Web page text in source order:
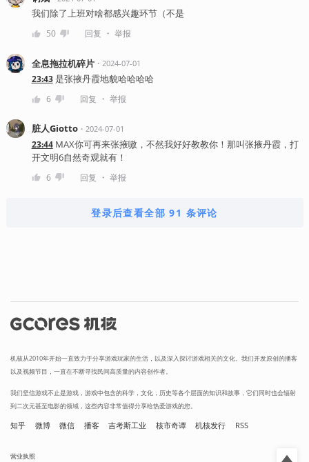
我们除了上班对啥都感兴趣环节（不是
50 回复 ・ 举报
全息拖拉机碎片・ 2024-07-01
23:43是张掖丹霞地貌哈哈哈哈
6 回复 ・ 举报
脏人Giotto・ 2024-07-01
23:44MAX你可再来张掖嗷，不然我好好教教你！那叫张掖丹霞，打
开文明6自然奇观就有！
6 回复 ・ 举报
登录后查看全部 91 条评论
机核从2010年开始一直致力于分享游戏玩家的生活，以及深入探讨游戏相关的文化。我们开发原创的播客
以及视频节目，一直在不断寻找民间高质量的内容创作者。
我们坚信游戏不止是游戏，游戏中包含的科学，文化，历史等各个层面的知识和故事，它们同时也会辐射
到二次元甚至电影的领域，这些内容非常值得分享给热爱游戏的您。
知乎 微博 微信 播客 吉考斯工业 核市奇谭 机核发行 RSS
营业执照